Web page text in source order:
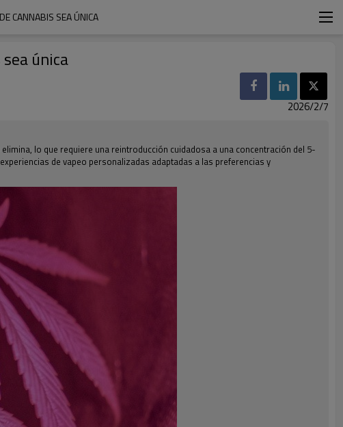
CANNABIS SEA ÚNICA
única
2026/2/7
lo que requiere una reintroducción cuidadosa a una concentración del 5-
de vapeo personalizadas adaptadas a las preferencias y